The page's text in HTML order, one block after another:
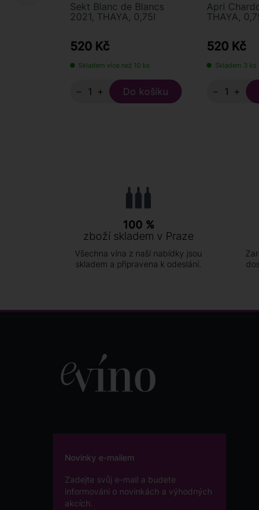
Sekt Blanc de Blancs
2021, THAYA, 0,75l
520 Kč
Skladem více než 10 ks
− +
Apri
THAYA,
520 Kč
Skladem 3 ks
− +
100 %
zboží skladem v Praze
Všechna vína z naší nabídky jsou
skladem a připravena k odeslání.
Novinky e-mailem
Zadejte svůj e-mail a budete
informováni o novinkách a výhodných
akcích.